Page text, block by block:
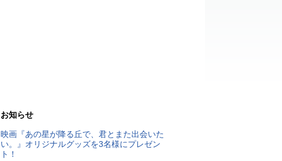
お知らせ
映画『あの星が降る丘で、君とまた出会いた
い。』オリジナルグッズを3名様にプレゼン
ト！